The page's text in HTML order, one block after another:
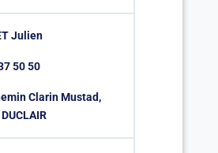
Julien
50 50
Clarin Mustad,